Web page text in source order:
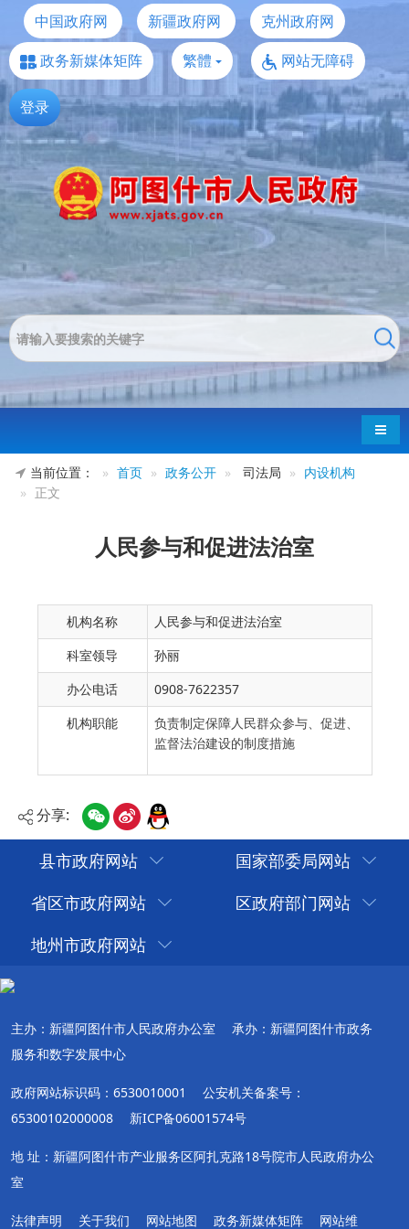
中国政府网 新疆政府网
克州政府网
政务新媒体矩阵
繁體 网站无障碍
登录
导航
当前位置： 首页 政务公开 司法局
内设机构
正文
人民参与和促进法治室
机构名称
人民参与和促进法治室
科室领导
孙丽
办公电话
0908-7622357
机构职能
负责制定保障人民群众参与、促进、
监督法治建设的制度措施
分享:
县市政府网站
国家部委局网站
省区市政府网站
区政府部门网站
地州市政府网站
主办：新疆阿图什市人民政府办公室
承办：新疆阿图什市政务
服务和数字发展中心
政府网站标识码：6530010001
公安机关备案号：
65300102000008
新ICP备06001574号
地 址：新疆阿图什市产业服务区阿扎克路18号院市人民政府办公
室
法律声明 关于我们 网站地图 政务新媒体矩阵 网站维